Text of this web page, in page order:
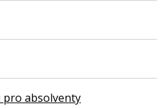
pro absolventy